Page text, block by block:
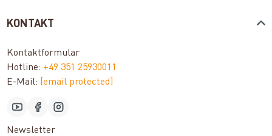
KONTAKT
Kontaktformular
Hotline: +49 351 25930011
E-Mail:
[email protected]
Newsletter